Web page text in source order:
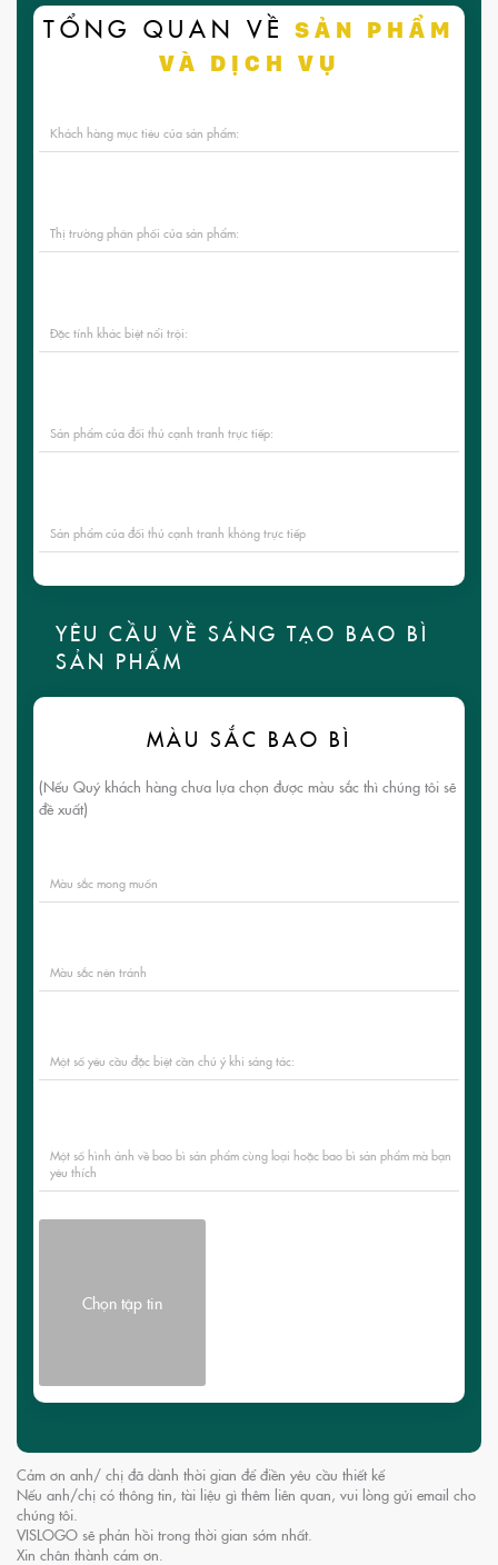
TỔNG QUAN VỀ SẢN PHẨM
VÀ DỊCH VỤ
Khách hàng mục tiêu của sản phẩm:
Thị trường phân phối của sản phẩm:
Đặc tính khác biệt nổi trội:
Sản phẩm của đối thủ cạnh tranh trực tiếp:
Sản phẩm của đối thủ cạnh tranh không trực tiếp
YÊU CẦU VỀ SÁNG TẠO BAO BÌ
SẢN PHẨM
MÀU SẮC BAO BÌ
(Nếu Quý khách hàng chưa lựa chọn được màu sắc thì chúng tôi sẽ
đề xuất)
Màu sắc mong muốn
Màu sắc nên tránh
Một số yêu cầu đặc biệt cần chú ý khi sáng tác:
Một số hình ảnh về bao bì sản phẩm cùng loại hoặc bao bì sản phẩm mà bạn
yêu thích
Chọn tập tin
Cảm ơn anh/ chị đã dành thời gian để điền yêu cầu thiết kế
Nếu anh/chị có thông tin, tài liệu gì thêm liên quan, vui lòng gửi email cho
chúng tôi.
VISLOGO sẽ phản hồi trong thời gian sớm nhất.
Xin chân thành cám ơn.